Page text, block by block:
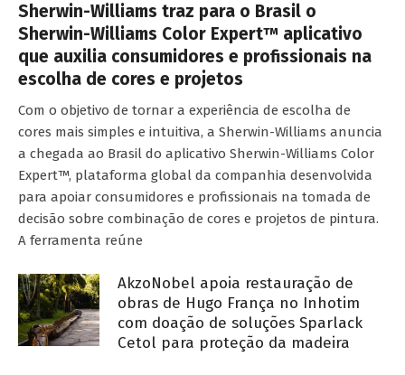
Sherwin-Williams traz para o Brasil o
Sherwin-Williams Color Expert™ aplicativo
que auxilia consumidores e profissionais na
escolha de cores e projetos
Com o objetivo de tornar a experiência de escolha de
cores mais simples e intuitiva, a Sherwin-Williams anuncia
a chegada ao Brasil do aplicativo Sherwin-Williams Color
Expert™, plataforma global da companhia desenvolvida
para apoiar consumidores e profissionais na tomada de
decisão sobre combinação de cores e projetos de pintura.
A ferramenta reúne
AkzoNobel apoia restauração de
obras de Hugo França no Inhotim
com doação de soluções Sparlack
Cetol para proteção da madeira